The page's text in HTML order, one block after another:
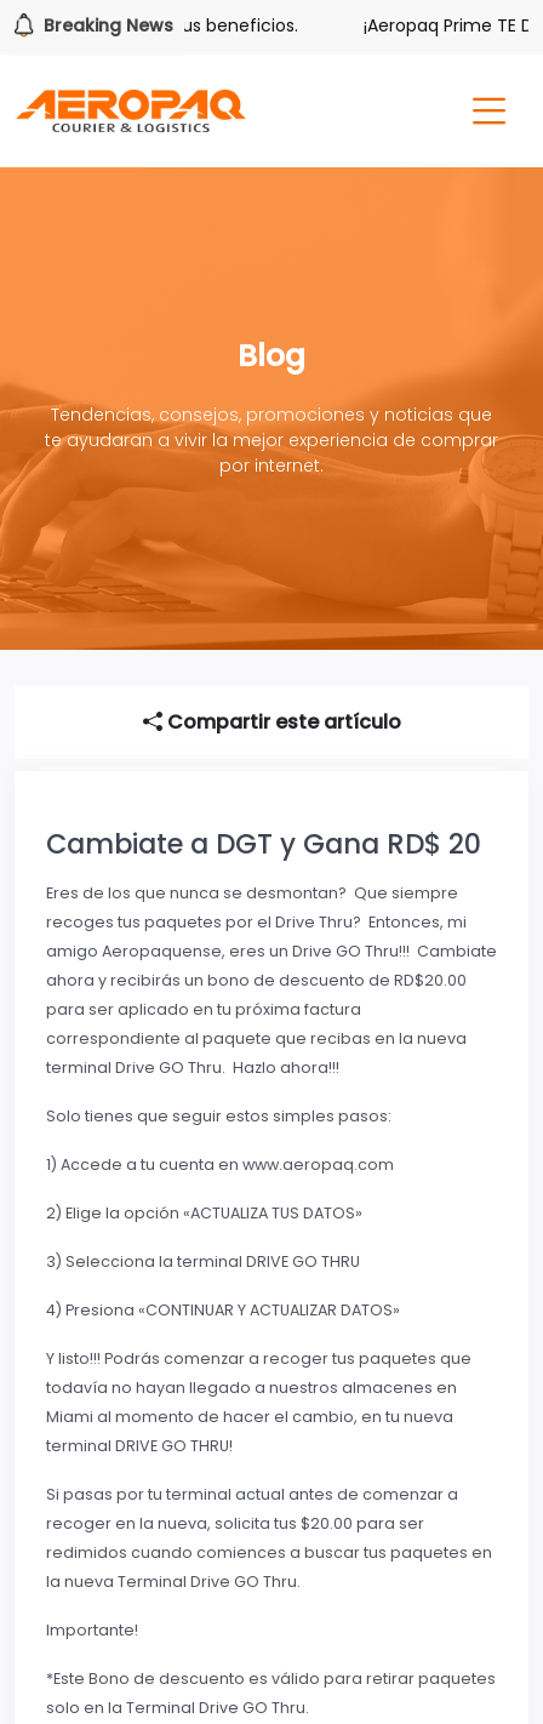
Breaking News
también tiene sus beneficios. ¡Aeropaq Prime TE DA
Blog
Tendencias, consejos, promociones y noticias que
te ayudaran a vivir la mejor experiencia de comprar
por internet.
Compartir este artículo
Cambiate a DGT y Gana RD$ 20
Eres de los que nunca se desmontan? Que siempre
recoges tus paquetes por el Drive Thru? Entonces, mi
amigo Aeropaquense, eres un Drive GO Thru!!! Cambiate
ahora y recibirás un bono de descuento de RD$20.00
para ser aplicado en tu próxima factura
correspondiente al paquete que recibas en la nueva
terminal Drive GO Thru. Hazlo ahora!!!
Solo tienes que seguir estos simples pasos:
1) Accede a tu cuenta en www.aeropaq.com
2) Elige la opción «ACTUALIZA TUS DATOS»
3) Selecciona la terminal DRIVE GO THRU
4) Presiona «CONTINUAR Y ACTUALIZAR DATOS»
Y listo!!! Podrás comenzar a recoger tus paquetes que
todavía no hayan llegado a nuestros almacenes en
Miami al momento de hacer el cambio, en tu nueva
terminal DRIVE GO THRU!
Si pasas por tu terminal actual antes de comenzar a
recoger en la nueva, solicita tus $20.00 para ser
redimidos cuando comiences a buscar tus paquetes en
la nueva Terminal Drive GO Thru.
Importante!
*Este Bono de descuento es válido para retirar paquetes
solo en la Terminal Drive GO Thru.